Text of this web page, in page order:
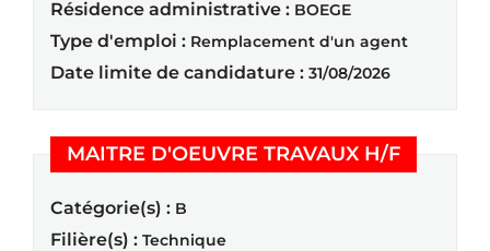
Résidence administrative : BOEGE
Type d'emploi : Remplacement d'un agent
Date limite de candidature : 31/08/2026
MAITRE D'OEUVRE TRAVAUX H/F
Catégorie(s) : B
Filière(s) : Technique